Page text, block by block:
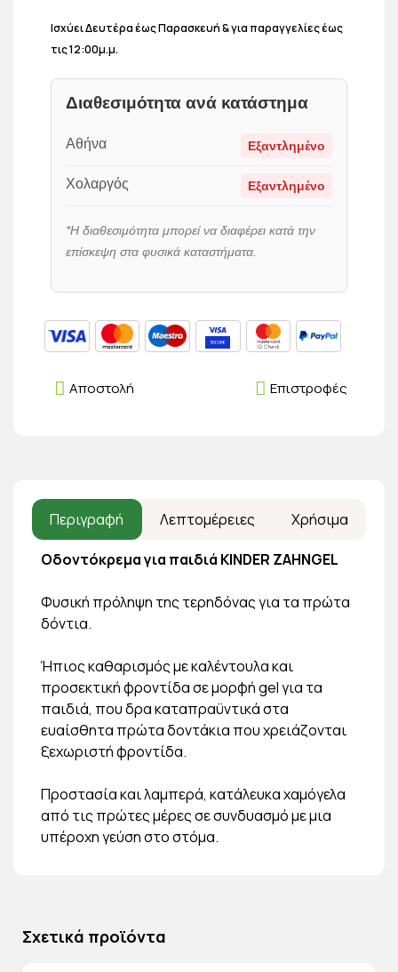
Ισχύει Δευτέρα έως Παρασκευή & για παραγγελίες έως
τις 12:00μ.μ.
Διαθεσιμότητα ανά κατάστημα
Αθήνα Εξαντλημένο
Χολαργός Εξαντλημένο
*Η διαθεσιμότητα μπορεί να διαφέρει κατά την
επίσκεψη στα φυσικά καταστήματα.
Επιστροφές
Αποστολή
Περιγραφή Λεπτομέρειες Χρήσιμα
Οδοντόκρεμα για παιδιά KINDER ZAHNGEL
Φυσική πρόληψη της τερηδόνας για τα πρώτα
δόντια.
Ήπιος καθαρισμός με καλέντουλα και
προσεκτική φροντίδα σε μορφή gel για τα
παιδιά, που δρα καταπραϋντικά στα
ευαίσθητα πρώτα δοντάκια που χρειάζονται
ξεχωριστή φροντίδα.
Προστασία και λαμπερά, κατάλευκα χαμόγελα
από τις πρώτες μέρες σε συνδυασμό με μια
υπέροχη γεύση στο στόμα.
Σχετικά προϊόντα